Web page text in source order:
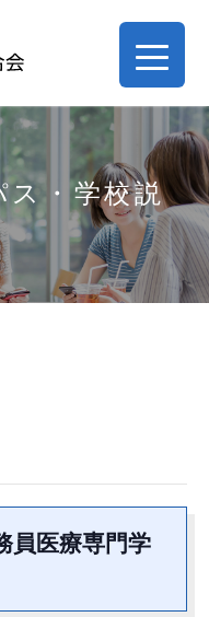
ス・学校説
員医療専門学